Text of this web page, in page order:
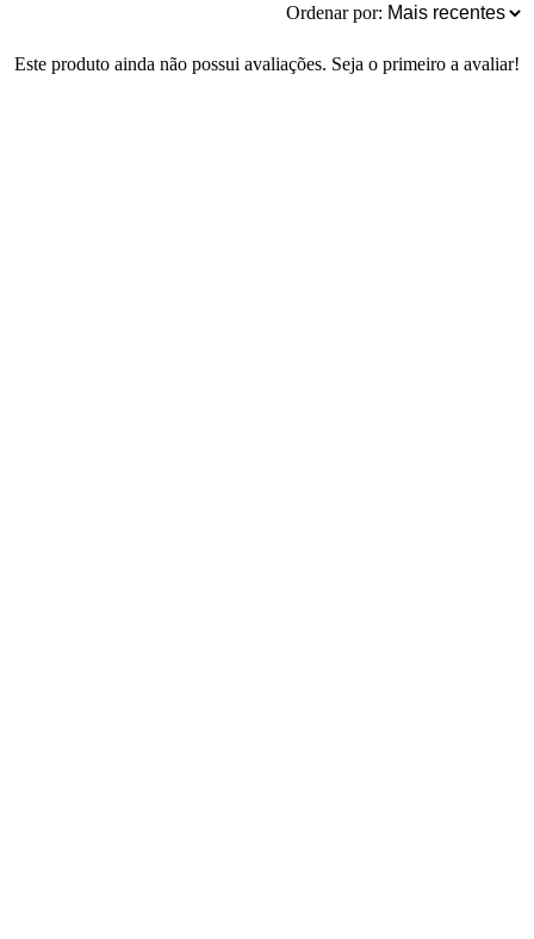
Ordenar por:
Este produto ainda não possui avaliações. Seja o primeiro a avaliar!